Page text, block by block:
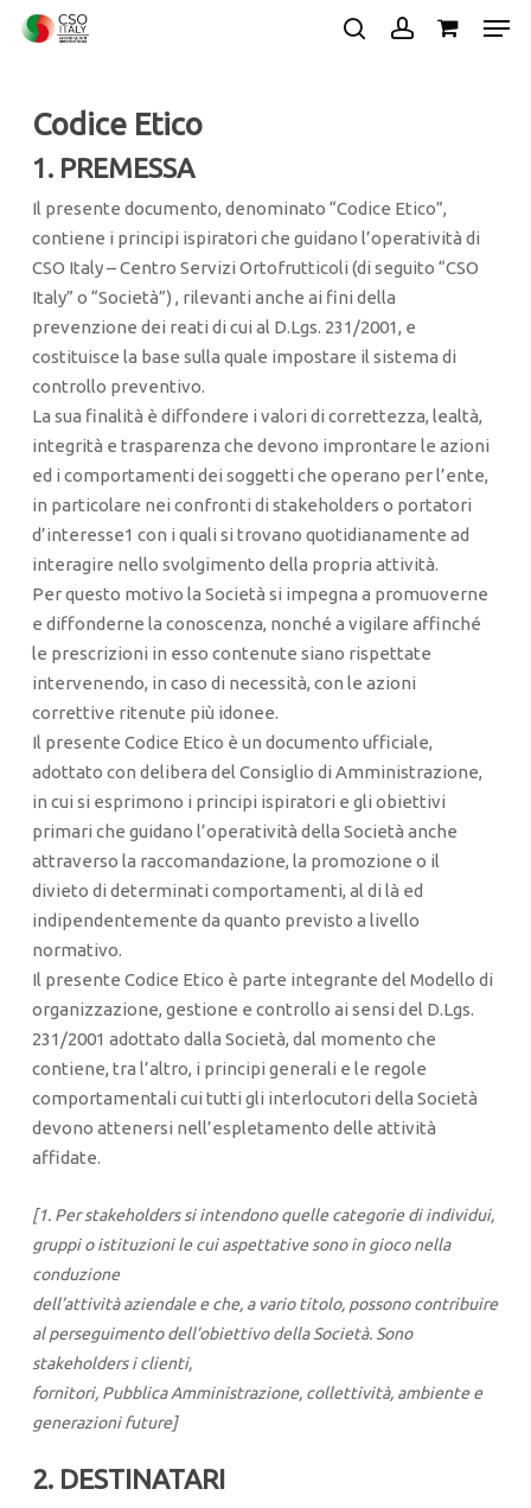
Skip
Codice Etico
1. PREMESSA
Il presente documento, denominato “Codice Etico”,
contiene i principi ispiratori che guidano l’operatività di
CSO Italy – Centro Servizi Ortofrutticoli (di seguito “CSO
Italy” o “Società”) , rilevanti anche ai fini della
prevenzione dei reati di cui al D.Lgs. 231/2001, e
costituisce la base sulla quale impostare il sistema di
controllo preventivo.
La sua finalità è diffondere i valori di correttezza, lealtà,
integrità e trasparenza che devono improntare le azioni
ed i comportamenti dei soggetti che operano per l’ente,
in particolare nei confronti di stakeholders o portatori
d’interesse1 con i quali si trovano quotidianamente ad
interagire nello svolgimento della propria attività.
Per questo motivo la Società si impegna a promuoverne
e diffonderne la conoscenza, nonché a vigilare affinché
le prescrizioni in esso contenute siano rispettate
intervenendo, in caso di necessità, con le azioni
correttive ritenute più idonee.
Il presente Codice Etico è un documento ufficiale,
adottato con delibera del Consiglio di Amministrazione,
in cui si esprimono i principi ispiratori e gli obiettivi
primari che guidano l’operatività della Società anche
attraverso la raccomandazione, la promozione o il
divieto di determinati comportamenti, al di là ed
indipendentemente da quanto previsto a livello
normativo.
Il presente Codice Etico è parte integrante del Modello di
organizzazione, gestione e controllo ai sensi del D.Lgs.
231/2001 adottato dalla Società, dal momento che
contiene, tra l’altro, i principi generali e le regole
comportamentali cui tutti gli interlocutori della Società
devono attenersi nell’espletamento delle attività
affidate.
[1. Per stakeholders si intendono quelle categorie di individui,
gruppi o istituzioni le cui aspettative sono in gioco nella
conduzione
dell’attività aziendale e che, a vario titolo, possono contribuire
al perseguimento dell’obiettivo della Società. Sono
stakeholders i clienti,
fornitori, Pubblica Amministrazione, collettività, ambiente e
generazioni future]
2. DESTINATARI